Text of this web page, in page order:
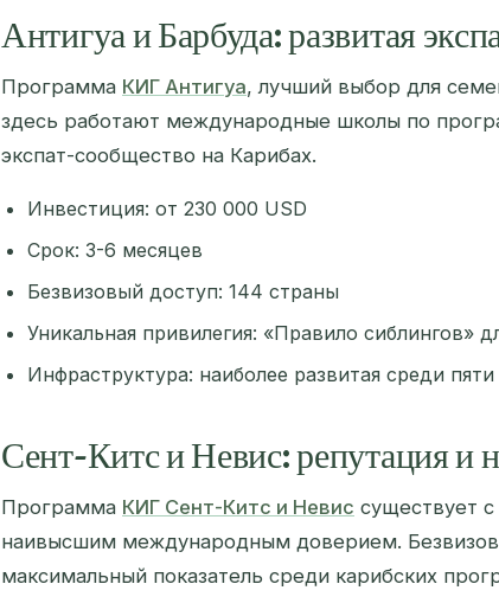
Антигуа и Барбуда: развитая
Программа КИГ Антигуа, лучший выбор для
здесь работают международные школы по
экспат-сообщество на Карибах.
Инвестиция: от 230 000 USD
Срок: 3-6 месяцев
Безвизовый доступ: 144 страны
Уникальная привилегия: «Правило сиблингов»
Инфраструктура: наиболее развитая среди
Сент-Китс и Невис: репутация и
Программа КИГ Сент-Китс и Невис существует с
наивысшим международным доверием.
максимальный показатель среди карибских